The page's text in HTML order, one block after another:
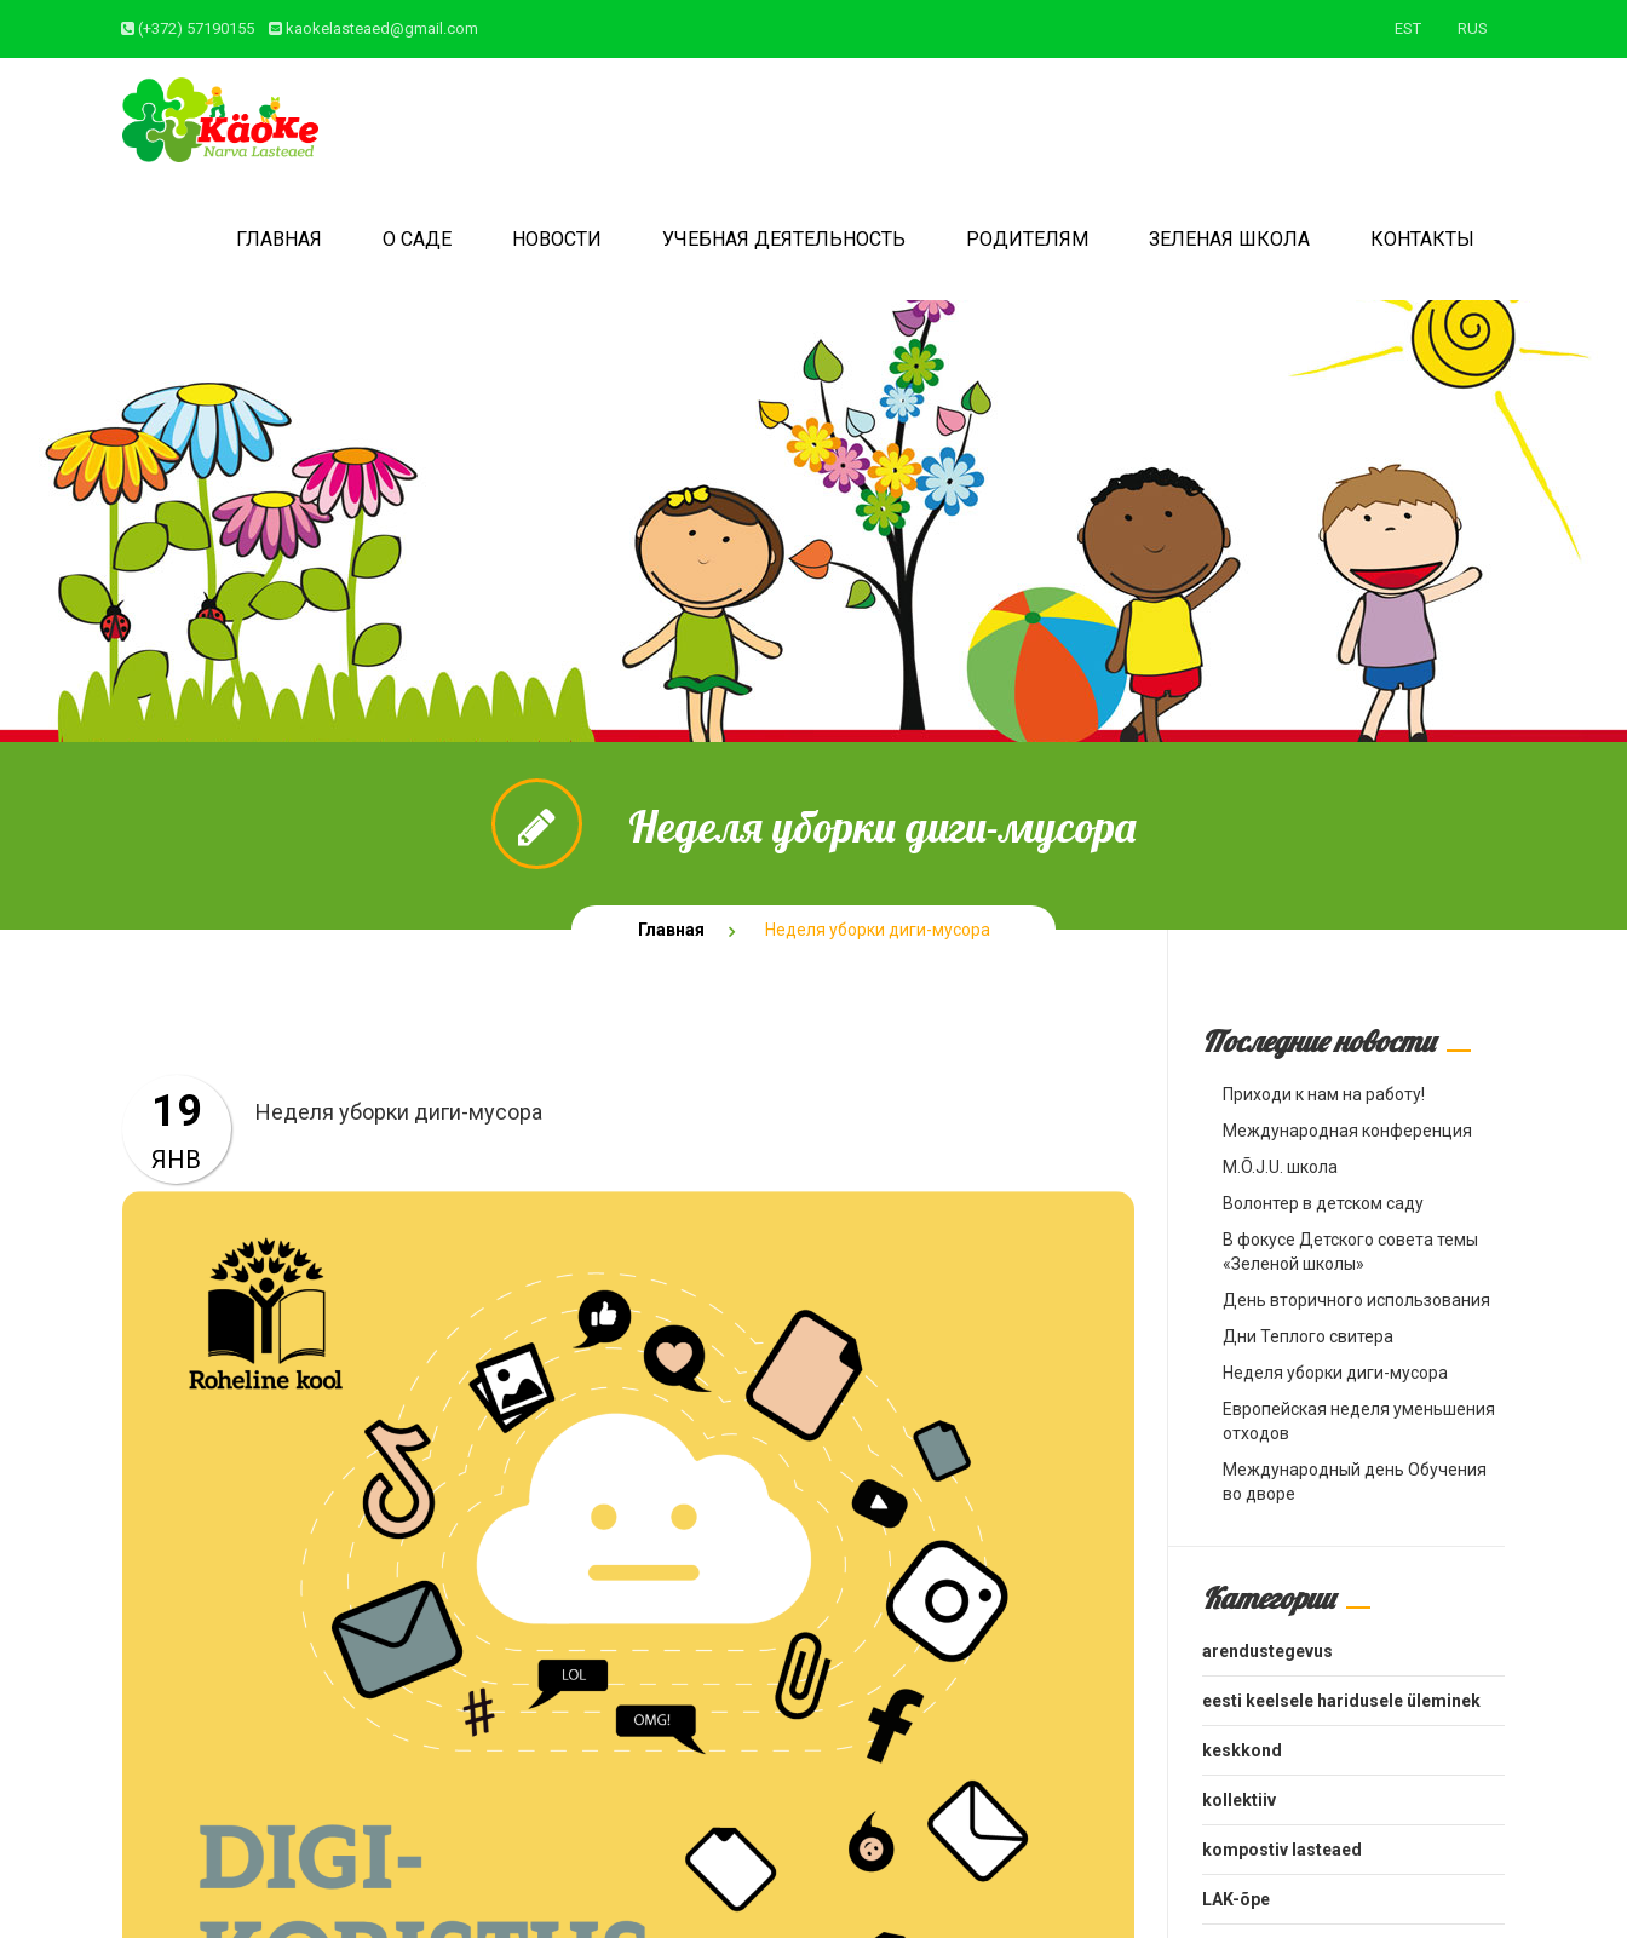
(+372) 57190155 kaokelasteaed@gmail.com EST RUS
ГЛАВНАЯ О САДЕ НОВОСТИ УЧЕБНАЯ ДЕЯТЕЛЬНОСТЬ РОДИТЕЛЯМ ЗЕЛЕНАЯ ШКОЛА КОНТАКТЫ
Неделя уборки диги-мусора
Главная Неделя уборки диги-мусора
Неделя уборки диги-мусора
19
ЯНВ
Последние новости
Приходи к нам на работу!
Международная конференция
M.Õ.J.U. школа
Волонтер в детском саду
В фокусе Детского совета темы
«Зеленой школы»
День вторичного использования
Дни Теплого свитера
Неделя уборки диги-мусора
Европейская неделя уменьшения
отходов
Международный день Обучения
во дворе
Категории
arendustegevus
eesti keelsele haridusele üleminek
keskkond
kollektiiv
kompostiv lasteaed
LAK-õpe